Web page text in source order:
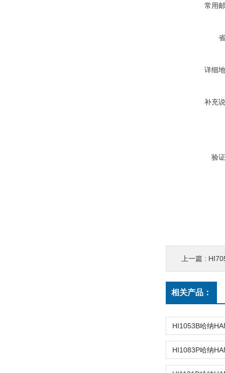
常用
详细
补充
验
上一篇 :
相关产品：